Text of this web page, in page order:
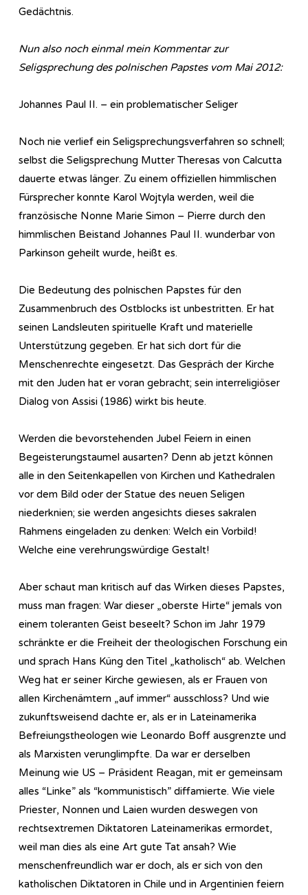
Gedächtnis.
Nun also noch einmal mein Kommentar zur
Seligsprechung des polnischen Papstes vom Mai 2012:
Johannes Paul II. – ein problematischer Seliger
Noch nie verlief ein Seligsprechungsverfahren so schnell;
selbst die Seligsprechung Mutter Theresas von Calcutta
dauerte etwas länger. Zu einem offiziellen himmlischen
Fürsprecher konnte Karol Wojtyla werden, weil die
französische Nonne Marie Simon – Pierre durch den
himmlischen Beistand Johannes Paul II. wunderbar von
Parkinson geheilt wurde, heißt es.
Die Bedeutung des polnischen Papstes für den
Zusammenbruch des Ostblocks ist unbestritten. Er hat
seinen Landsleuten spirituelle Kraft und materielle
Unterstützung gegeben. Er hat sich dort für die
Menschenrechte eingesetzt. Das Gespräch der Kirche
mit den Juden hat er voran gebracht; sein interreligiöser
Dialog von Assisi (1986) wirkt bis heute.
Werden die bevorstehenden Jubel Feiern in einen
Begeisterungstaumel ausarten? Denn ab jetzt können
alle in den Seitenkapellen von Kirchen und Kathedralen
vor dem Bild oder der Statue des neuen Seligen
niederknien; sie werden angesichts dieses sakralen
Rahmens eingeladen zu denken: Welch ein Vorbild!
Welche eine verehrungswürdige Gestalt!
Aber schaut man kritisch auf das Wirken dieses Papstes,
muss man fragen: War dieser „oberste Hirte“ jemals von
einem toleranten Geist beseelt? Schon im Jahr 1979
schränkte er die Freiheit der theologischen Forschung ein
und sprach Hans Küng den Titel „katholisch“ ab. Welchen
Weg hat er seiner Kirche gewiesen, als er Frauen von
allen Kirchenämtern „auf immer“ ausschloss? Und wie
zukunftsweisend dachte er, als er in Lateinamerika
Befreiungstheologen wie Leonardo Boff ausgrenzte und
als Marxisten verunglimpfte. Da war er derselben
Meinung wie US – Präsident Reagan, mit er gemeinsam
alles “Linke” als “kommunistisch” diffamierte. Wie viele
Priester, Nonnen und Laien wurden deswegen von
rechtsextremen Diktatoren Lateinamerikas ermordet,
weil man dies als eine Art gute Tat ansah? Wie
menschenfreundlich war er doch, als er sich von den
katholischen Diktatoren in Chile und in Argentinien feiern